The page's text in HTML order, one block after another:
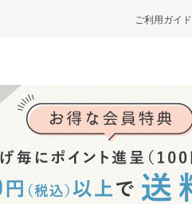
ご利用ガイド